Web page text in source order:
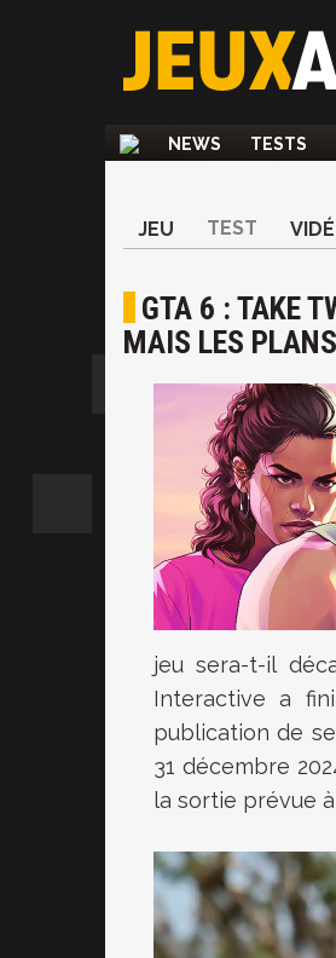
NEWS TESTS
JEU TEST
GTA 6 : TAKE
MAIS LES
jeu sera-t-il
Interactive a
publication de
31 décembre
la sortie prévue